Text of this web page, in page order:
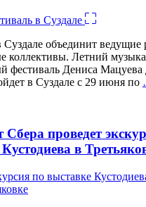
Суздале объединит ведущие
коллективы. Летний
фестиваль Дениса
в Суздале с 29 июня по
Сбера проведет
в